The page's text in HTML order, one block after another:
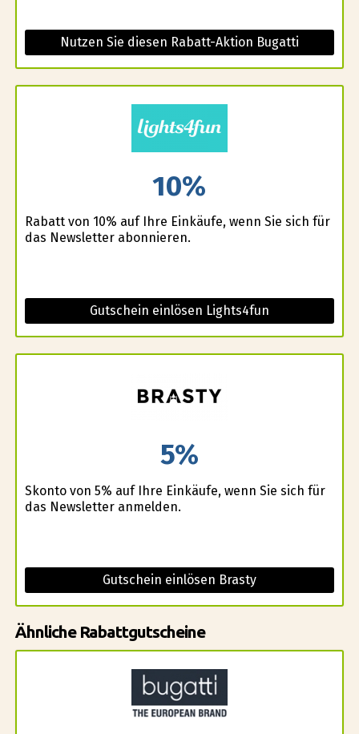
Nutzen Sie diesen Rabatt-Aktion Bugatti
10%
Rabatt von 10% auf Ihre Einkäufe, wenn Sie sich für
das Newsletter abonnieren.
Gutschein einlösen Lights4fun
5%
Skonto von 5% auf Ihre Einkäufe, wenn Sie sich für
das Newsletter anmelden.
Gutschein einlösen Brasty
Ähnliche Rabattgutscheine